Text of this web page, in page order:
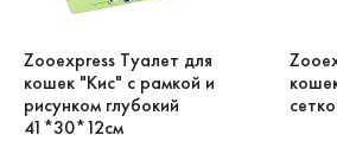
Zooexpress Туалет для
кошек "Кис" с рамкой и
рисунком глубокий
41*30*12см